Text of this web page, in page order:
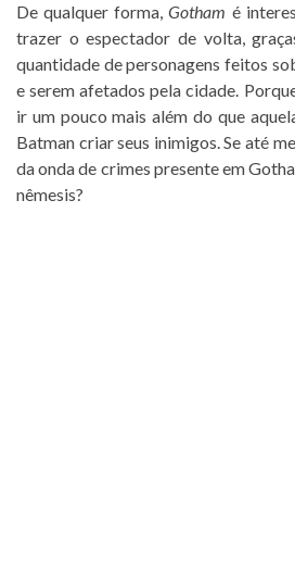
De qualquer forma,Gotham é
trazer o espectador de volta,
quantidade de personagens feitos
e serem afetados pela cidade.
ir um pouco mais além do que
Batman criar seus inimigos. Se até
da onda de crimes presente em
nêmesis?